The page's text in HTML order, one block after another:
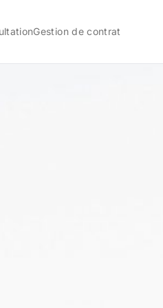
Gestion de contrat